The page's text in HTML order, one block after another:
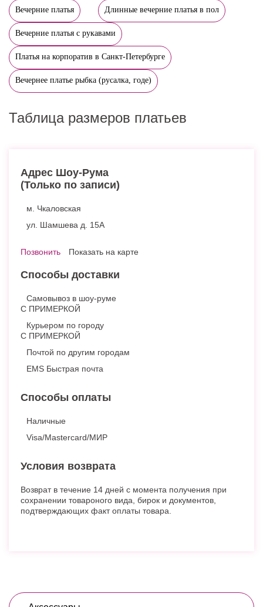
Вечерние платья Длинные вечерние платья в пол
Вечерние платья с рукавами
Платья на корпоратив в Санкт-Петербурге
Вечернее платье рыбка (русалка, годе)
Таблица размеров платьев
Адрес Шоу-Рума
(Только по записи)
м. Чкаловская
ул. Шамшева д. 15А
Позвонить Показать на карте
Способы доставки
Самовывоз в шоу-руме
С ПРИМЕРКОЙ
Курьером по городу
С ПРИМЕРКОЙ
Почтой по другим городам
EMS Быстрая почта
Способы оплаты
Наличные
Visa/Mastercard/МИР
Условия возврата
Возврат в течение 14 дней с момента получения при
сохранении товароного вида, бирок и документов,
подтверждающих факт оплаты товара.